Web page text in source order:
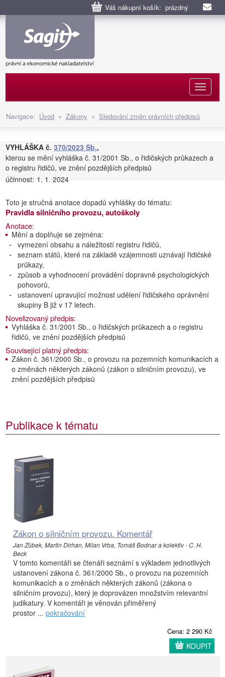
Váš nákupní košík: prázdný
Navigace: Úvod » Zákony » Sledování změn právních předpisů
VYHLÁŠKA č. 370/2023 Sb.,
kterou se mění vyhláška č. 31/2001 Sb., o řidičských průkazech a
o registru řidičů, ve znění pozdějších předpisů
účinnost: 1. 1. 2024
Toto je stručná anotace dopadů vyhlášky do tématu:
Pravidla silničního provozu, autoškoly
Anotace:
Mění a doplňuje se zejména:
vymezení obsahu a náležitostí registru řidičů,
seznam států, které na základě vzájemnosti uznávají řidičské
průkazy,
způsob a vyhodnocení provádění dopravně psychologických
pohovorů,
ustanovení upravující možnost udělení řidičského oprávnění
skupiny B již v 17 letech.
Novelizovaný předpis:
Vyhláška č. 31/2001 Sb., o řidičských průkazech a o registru
řidičů, ve znění pozdějších předpisů
Související platný předpis:
Zákon č. 361/2000 Sb., o provozu na pozemních komunikacích a
o změnách některých zákonů (zákon o silničním provozu), ve
znění pozdějších předpisů
Publikace k tématu
Zákon o silničním provozu. Komentář
Jan Zůbek, Martin Dirhan, Milan Vrba, Tomáš Bodnar a kolektiv - C. H.
Beck
V tomto komentáři se čtenáři seznámí s výkladem jednotlivých
ustanovení zákona č. 361/2000 Sb., o provozu na pozemních
komunikacích a o změnách některých zákonů (zákona o
silničním provozu), který je doprovázen množstvím relevantní
judikatury. V komentáři je věnován přiměřený
prostor ... pokračování
Cena: 2 290 Kč
KOUPIT